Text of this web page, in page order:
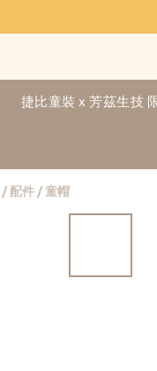
捷比童裝 x 芳茲生技
/配件 /童帽